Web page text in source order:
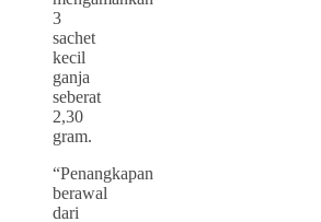
3
sachet
kecil
ganja
seberat
2,30
gram.
“Penangkapan
berawal
dari